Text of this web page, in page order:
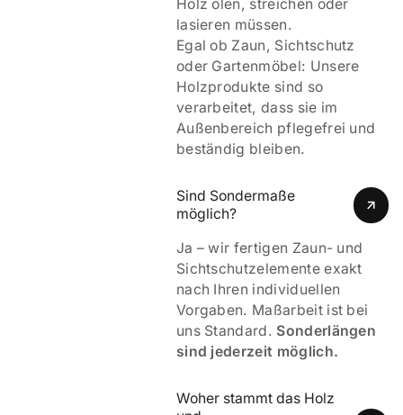
Holz ölen, streichen oder
lasieren müssen.
Egal ob Zaun, Sichtschutz
oder Gartenmöbel: Unsere
Holzprodukte sind so
verarbeitet, dass sie im
Außenbereich pflegefrei und
beständig bleiben.
Sind Sondermaße
möglich?
Ja – wir fertigen Zaun- und
Sichtschutzelemente exakt
nach Ihren individuellen
Vorgaben. Maßarbeit ist bei
uns Standard. Sonderlängen
sind jederzeit möglich.
Woher stammt das Holz